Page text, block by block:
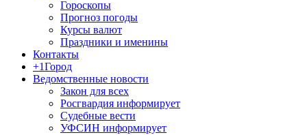
Гороскопы
Прогноз погоды
Курсы валют
Праздники и именины
Контакты
+1Город
Ведомственные новости
Закон для всех
Росгвардия информирует
Судебные вести
УФСИН информирует